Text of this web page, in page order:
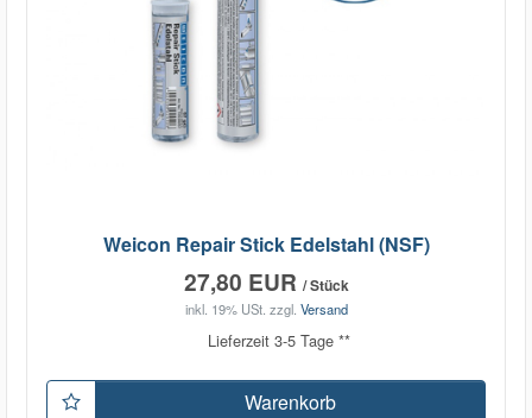
Weicon Repair Stick Edelstahl (NSF)
27,80 EUR / Stück
inkl. 19% USt. zzgl. Versand
Lieferzeit 3-5 Tage **
Warenkorb